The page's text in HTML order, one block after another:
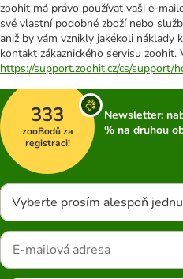
zoohit má právo používat vaši e-
své vlastní podobné zboží nebo
aniž by vám vznikly jakékoli náklady
kontakt zákaznického servisu zoohit.
https://support.zoohit.cz/cs/support/
333
zooBodů za
registraci!
Newsletter:
% na druhou
Vyberte prosím alespoň